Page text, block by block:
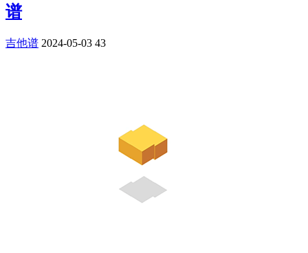
谱
吉他谱 2024-05-03 43